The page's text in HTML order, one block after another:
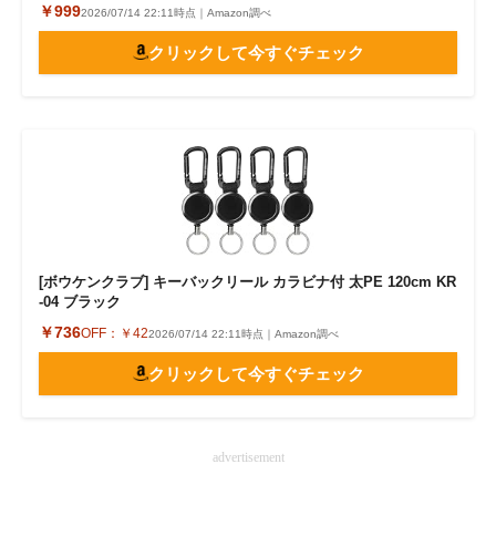
￥9992026/07/14 22:11時点｜Amazon調べ
クリックして今すぐチェック
[ボウケンクラブ] キーバックリール カラビナ付 太PE 120cm KR
-04 ブラック
￥736OFF： ￥422026/07/14 22:11時点｜Amazon調べ
クリックして今すぐチェック
advertisement